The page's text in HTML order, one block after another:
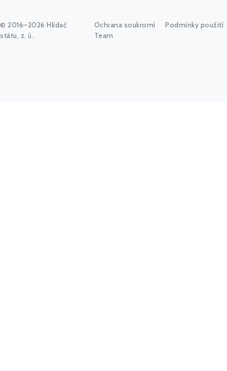
© 2016–2026 Hlídač
státu, z. ú.
Ochrana soukromí
Podmínky použití
Team